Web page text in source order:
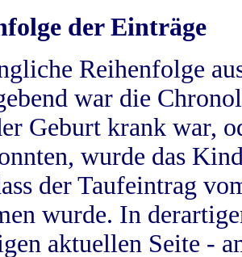
der Einträge
Reihenfolge
war die
Geburt krank war,
wurde das
der Taufeintrag
wurde. In
aktuellen Seite -